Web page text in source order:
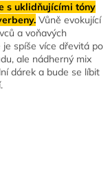
s uklidňujícími tóny
Vůně evokující
a voňavých
je spíše více dřevitá po
ale nádherný mix
dárek a bude se líbit